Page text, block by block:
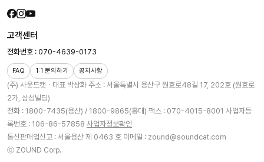
(주) 사운드캣ㆍ대표 박상화 주소 : 서울특별시 용산구 원효로48길 17, 202호 (원효로
2가, 삼성빌딩)
전화 : 1800-7435(용산) / 1800-9865(홍대) 팩스 : 070-4015-8001 사업자등
록번호 : 106-86-57858 사업자정보확인
통신판매업신고 : 서울용산 제 0463 호 이메일 : zound@soundcat.com
ⓒ ZOUND Corp.
고객센터
전화번호 : 070-4639-0173
FAQ 1:1 문의하기 공지사항